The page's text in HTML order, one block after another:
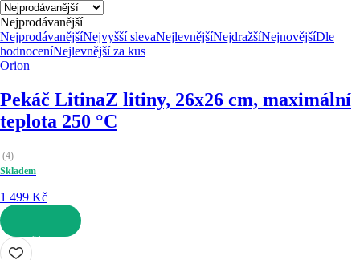
Nejprodávanější
NejprodávanějšíNejvyšší slevaNejlevnějšíNejdražšíNejnovějšíDle
hodnoceníNejlevnější za kus
Orion
Pekáč LitinaZ litiny, 26x26 cm, maximální
teplota 250 °C
(4)
Skladem
1 499 Kč
DO KOŠÍKU